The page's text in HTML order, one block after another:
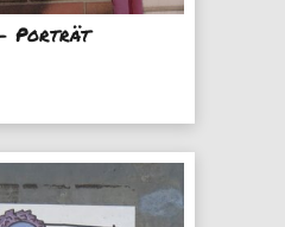
- Porträt